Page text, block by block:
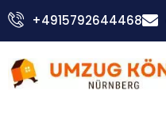
Zum
Inhalt
+4915792644468